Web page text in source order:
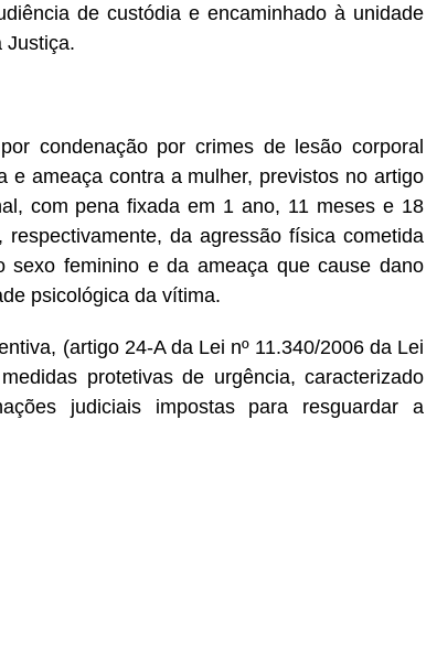
de custódia e encaminhado à unidade
Justiça.
condenação por crimes de lesão corporal
e ameaça contra a mulher, previstos no artigo
com pena fixada em 1 ano, 11 meses e 18
da agressão física cometida
feminino e da ameaça que cause dano
psicológica da vítima.
(artigo 24-A da Lei nº 11.340/2006 da Lei
protetivas de urgência, caracterizado
judiciais impostas para resguardar a